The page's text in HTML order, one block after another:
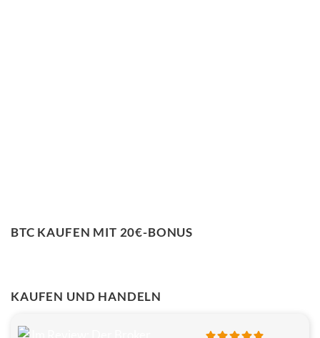
BTC KAUFEN MIT 20€-BONUS
KAUFEN UND HANDELN